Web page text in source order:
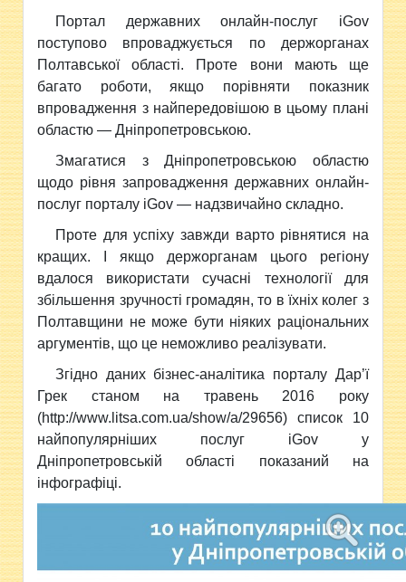
Портал державних онлайн-послуг iGov
поступово впроваджується по держорганах
Полтавської області. Проте вони мають ще
багато роботи, якщо порівняти показник
впровадження з найпередовішою в цьому плані
областю — Дніпропетровською.
Змагатися з Дніпропетровською областю
щодо рівня запровадження державних онлайн-
послуг порталу iGov — надзвичайно складно.
Проте для успіху завжди варто рівнятися на
кращих. І якщо держорганам цього регіону
вдалося використати сучасні технології для
збільшення зручності громадян, то в їхніх колег з
Полтавщини не може бути ніяких раціональних
аргументів, що це неможливо реалізувати.
Згідно даних бізнес-аналітика порталу Дар’ї
Грек станом на травень 2016 року
(http://www.litsa.com.ua/show/a/29656) список 10
найпопулярніших послуг iGov у
Дніпропетровській області показаний на
інфографіці.